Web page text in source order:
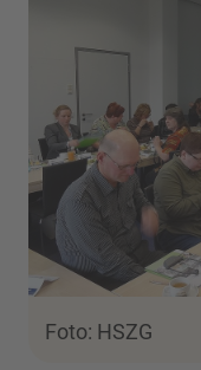
Foto: HSZG